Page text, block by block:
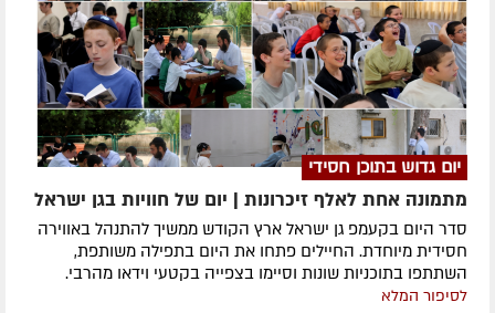
יום גדוש בתוכן חסידי
מתמונה אחת לאלף זיכרונות | יום של חוויות בגן ישראל
סדר היום בקעמפ גן ישראל ארץ הקודש ממשיך להתנהל באווירה
חסידית מיוחדת. החיילים פתחו את היום בתפילה משותפת,
השתתפו בתוכניות שונות וסיימו בצפייה בקטעי וידאו מהרבי.
לסיפור המלא